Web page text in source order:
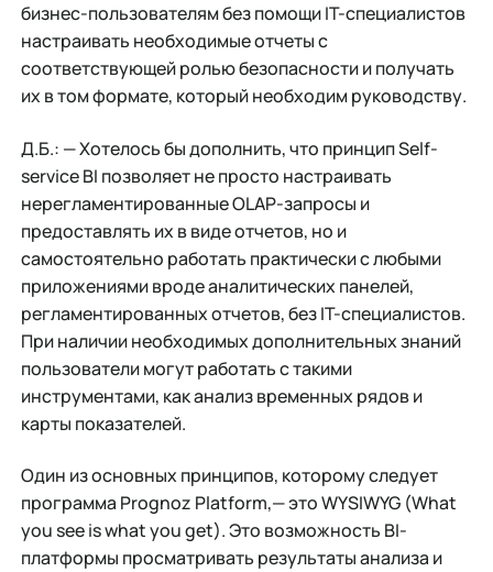
бизнес-пользователям без помощи IT-специалистов
настраивать необходимые отчеты с
соответствующей ролью безопасности и получать
их в том формате, который необходим руководству.
Д.Б.: — Хотелось бы дополнить, что принцип Self-
service BI позволяет не просто настраивать
нерегламентированные OLAP-запросы и
предоставлять их в виде отчетов, но и
самостоятельно работать практически с любыми
приложениями вроде аналитических панелей,
регламентированных отчетов, без IT-специалистов.
При наличии необходимых дополнительных знаний
пользователи могут работать с такими
инструментами, как анализ временных рядов и
карты показателей.
Один из основных принципов, которому следует
программа Prognoz Platform,— это WYSIWYG (What
you see is what you get). Это возможность BI-
платформы просматривать результаты анализа и